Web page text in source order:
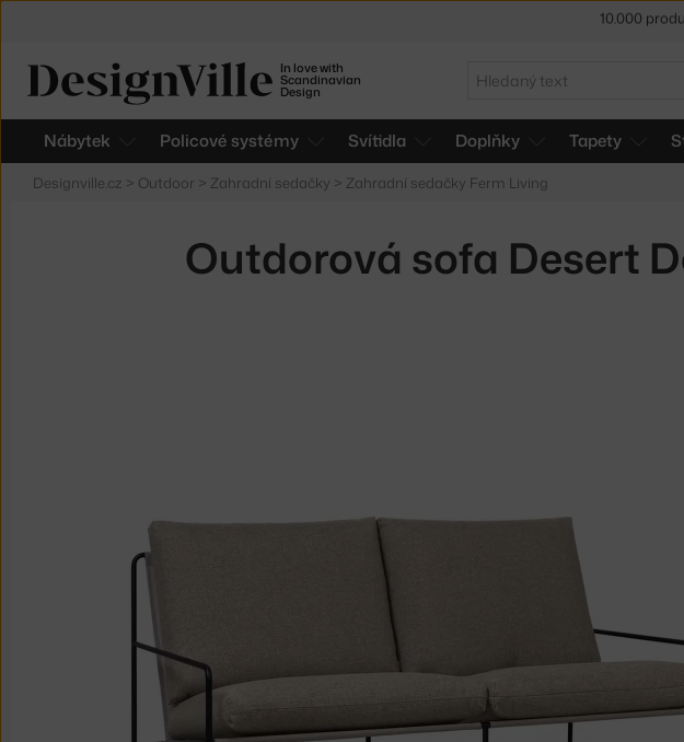
In love with
Scandinavian
Design
Hledat
Nábytek Policové systémy Svítidla Doplňky Tapety
Designville.cz > Outdoor > Zahradní sedačky > Zahradní sedačky Ferm Living
Outdorová sofa Desert
Sleva 5